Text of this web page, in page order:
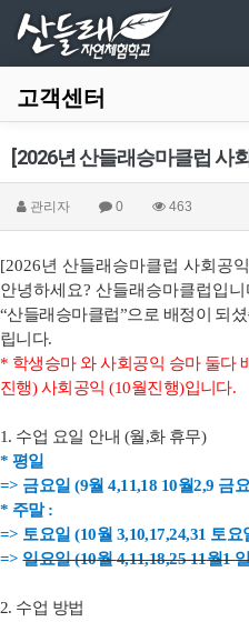
고객센터
[2026년 산들래승마클럽 사
관리자 0 463
[2026년 산들래승마클럽 사회공
안녕하세요? 산들래승마클럽입니
“산들래승마클럽”으로 배정이 되
립니다.
* 학생승마 와 사회공익 승마 둘다
진행)사회공익(10월진행)입니다.
1. 수업 요일 안내 (월,화 휴무)
* 평일
=> 금요일(9월4,11,18 10월2,9 금
* 주말:
=> 토요일(10월 3,10,17,24,31 토요
=>일요일(10월4,11,18,25 11월1
2. 수업 방법